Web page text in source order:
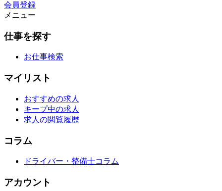
会員登録
メニュー
仕事を探す
お仕事検索
マイリスト
おすすめの求人
キープ中の求人
求人の閲覧履歴
コラム
ドライバー・整備士コラム
アカウント